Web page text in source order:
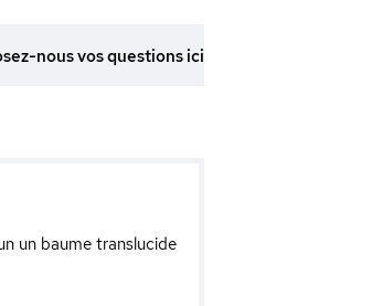
nous vos questions ici
un baume translucide